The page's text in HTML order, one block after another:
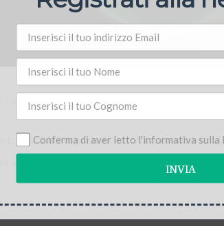
servizio
in lacinia elit pretium nec. Aliquam erat
velit bibendum et. Aenean varius, leo non
Conferma di aver letto l'informativa sulla
INVIA